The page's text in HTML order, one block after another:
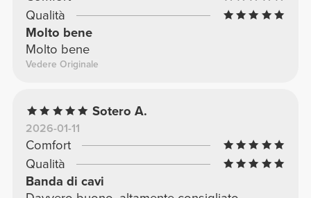
Qualità
Molto bene
Molto bene
Vedere Originale
Sotero A.
2026-01-11
Comfort
Qualità
Banda di cavi